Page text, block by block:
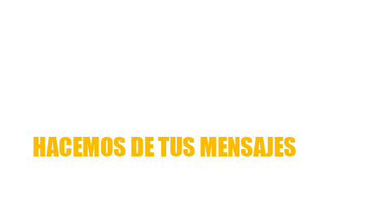
HACEMOS DE TUS MENSAJES